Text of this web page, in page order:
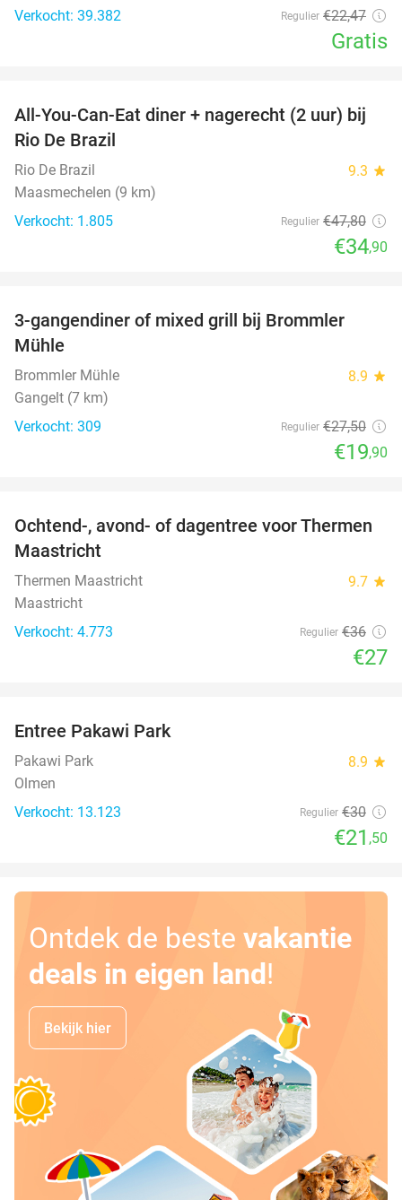
Verkocht: 39.382
Regulier €22,47
Gratis
27%
All-You-Can-Eat diner + nagerecht (2 uur) bij
Rio De Brazil
Rio De Brazil 9.3 star
Maasmechelen (9 km)
Verkocht: 1.805
Regulier €47,80
€34,90
3-gangendiner of mixed grill bij Brommler
Mühle
Brommler Mühle 8.9 star
Gangelt (7 km)
Verkocht: 309
Regulier €27,50
€19,90
25%
Ochtend-, avond- of dagentree voor Thermen
Maastricht
Thermen Maastricht 9.7 star
Maastricht
Verkocht: 4.773
Regulier €36
€27
Entree Pakawi Park
Pakawi Park 8.9 star
Olmen
Verkocht: 13.123
Regulier €30
€21 ,50
Ontdek de beste vakantie
deals in eigen land!
Bekijk hier